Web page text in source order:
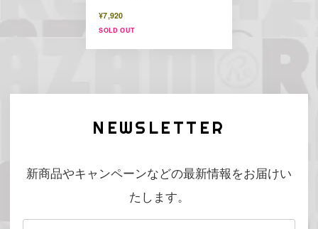
¥7,920
SOLD OUT
NEWSLETTER
新商品やキャンペーンなどの最新情報をお届けい
たします。